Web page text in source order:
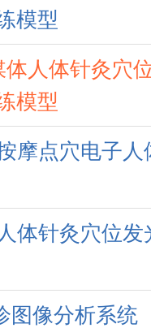
模型
人体针灸穴
模型
摩点穴电子
体针灸穴位
图像分析系统